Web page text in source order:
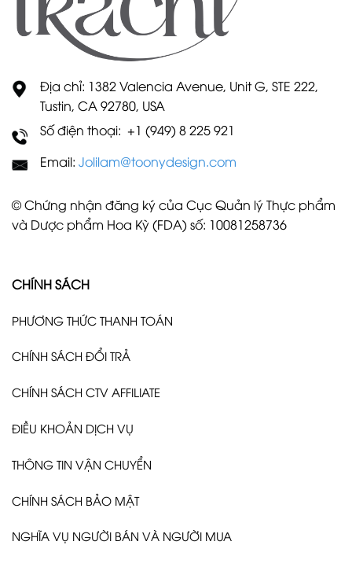
Địa chỉ: 1382 Valencia Avenue, Unit G, STE 222,
Tustin, CA 92780, USA
Số điện thoại: +1 (949) 8 225 921
Email: Jolilam@toonydesign.com
© Chứng nhận đăng ký của Cục Quản lý Thực phẩm
và Dược phẩm Hoa Kỳ (FDA) số: 10081258736
CHÍNH SÁCH
PHƯƠNG THỨC THANH TOÁN
CHÍNH SÁCH ĐỔI TRẢ
CHÍNH SÁCH CTV AFFILIATE
ĐIỀU KHOẢN DỊCH VỤ
THÔNG TIN VẬN CHUYỂN
CHÍNH SÁCH BẢO MẬT
NGHĨA VỤ NGƯỜI BÁN VÀ NGƯỜI MUA